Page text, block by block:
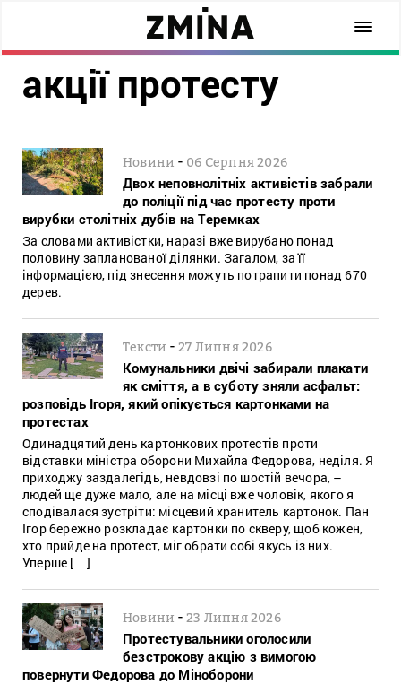
акції протесту
Новини - 06 Серпня 2026
Двох неповнолітніх активістів забрали
до поліції під час протесту проти
вирубки столітніх дубів на Теремках
За словами активістки, наразі вже вирубано понад
половину запланованої ділянки. Загалом, за її
інформацією, під знесення можуть потрапити понад 670
дерев.
Тексти -27 Липня 2026
Комунальники двічі забирали плакати
як сміття, а в суботу зняли асфальт:
розповідь Ігоря, який опікується картонками на
протестах
Одинадцятий день картонкових протестів проти
відставки міністра оборони Михайла Федорова, неділя. Я
приходжу заздалегідь, невдовзі по шостій вечора, –
людей ще дуже мало, але на місці вже чоловік, якого я
сподівалася зустріти: місцевий хранитель картонок. Пан
Ігор бережно розкладає картонки по скверу, щоб кожен,
хто прийде на протест, міг обрати собі якусь із них.
Уперше […]
Новини -23 Липня 2026
Протестувальники оголосили
безстрокову акцію з вимогою
повернути Федорова до Міноборони